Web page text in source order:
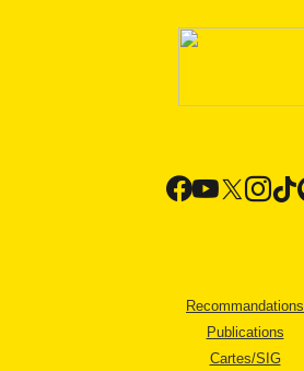
Recommandations
Publications
Cartes/SIG